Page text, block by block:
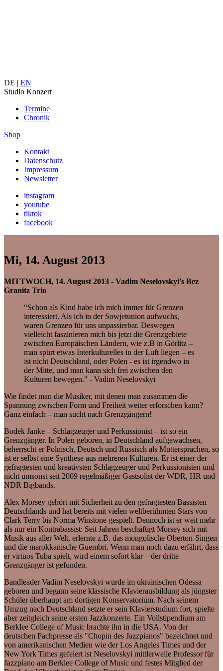
DE | EN
Studio Konzert
Termine
Chronik
Shop
Kontakt
Datenschutz
Impressum
Newsletter
instagram
youtube
tiktok
facebook
Mi, 14. August 2013
MITTWOCH, 14. August 2013 - Vadim Neselovskyi's Bez
Granitz Trio
“Schon als Kind habe ich mich immer für Grenzen
interessiert. Als ich in der Sowjetunion aufwuchs,
waren Grenzen für uns unpassierbar. Deswegen
vielleicht faszinieren mich bis jetzt die Grenzgebiete
zwischen Europäischen Ländern, wie z.B in Görlitz –
man spürt etwas Interkulturelles in der Luft liegen – es
ist nicht Deutschland, oder Polen - es ist irgendwo in
der Mitte, und man kann sich frei zwischen den
Kulturen bewegen." - Vadim Neselovskyi
Wie findet man die Musiker, mit denen man zusammen die
Spannung zwischen Form und Freiheit weiter erforschen kann?
Ganz einfach – man sucht nach Grenzgängern!
Bodek Janke – Schlagzeuger und Perkussionist – ist so ein
Grenzgänger. In Polen geboren, in Deutschland aufgewachsen,
beherrscht er Polnisch, Deutsch und Russisch als Muttersprachen, so
ist er selbst eine Synthese aus mehreren Kulturen. Er ist einer der
gefragtesten und kreativsten Schlagzeuger und Perkussionisten und
nicht umsonst seit 2009 regelmäßiger Gastsolist der WDR, HR und
NDR Bigbands.
Alex Morsey gehört mit Sicherheit zu den gefragtesten Bassisten
Deutschlands und hat bereits mit vielen weltberühmten Stars von
Clark Terry bis Norma Winstone gespielt. Dennoch ist er weit mehr
als nur ein Kontrabassist: Seit Jahren beschäftigt Morsey sich mit
Musik aus aller Welt, erlernte z.B. das mongolische Oberton-Singen
und die marokkanische Guembri. Wenn man noch dazu erfährt, dass
er virtuos Tuba spielt, wird einem sofort klar – der dritte
Grenzgänger ist gefunden.
Bandleader Vadim Neselovskyi wurde im ukrainischen Odessa
geboren und begann seine klassische Klavierausbildung als jüngster
Schüler überhaupt am dortigen Konservatorium. Nach seinem
Umzug nach Deutschland setzte er sein Klavierstudium fort, spielte
aber zeitgleich seine ersten Jazzkonzerte. Ein Vollstipendium am
Berklee College of Music brachte ihn in die USA. Von der
deutschen Fachpresse als "Chopin des Jazzpianos" bezeichnet und
von amerikanischen Medien wie der Los Angeles Times und der
New York Times gefeiert ist Neselovskyi mittlerweile Professor für
Jazzpiano am Berklee College of Music und festes Mitglied der